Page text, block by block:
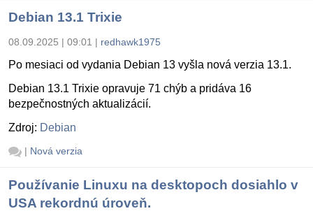
Debian 13.1 Trixie
08.09.2025 | 09:01 | redhawk1975
Po mesiaci od vydania Debian 13 vyšla nová verzia 13.1.
Debian 13.1 Trixie opravuje 71 chýb a pridáva 16
bezpečnostných aktualizácií.
Zdroj: Debian
| Nová verzia
Používanie Linuxu na desktopoch dosiahlo v
USA rekordnú úroveň.